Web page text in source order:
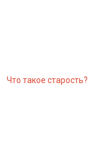
Что такое старость?